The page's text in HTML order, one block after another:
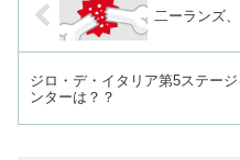
二ーランズ
ジロ・デ・イタリア第5ステー
ンターは？？